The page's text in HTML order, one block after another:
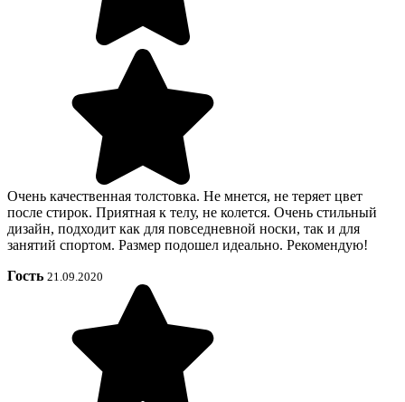
Очень качественная толстовка. Не мнется, не теряет цвет
после стирок. Приятная к телу, не колется. Очень стильный
дизайн, подходит как для повседневной носки, так и для
занятий спортом. Размер подошел идеально. Рекомендую!
Гость 21.09.2020